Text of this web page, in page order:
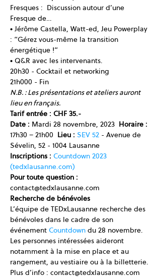
Fresques :  Discussion autour d’une
Fresque de…
● Jérôme Castella, Watt-ed, Jeu Powerplay
: “Gérez vous-même la transition
énergétique !”
● Q&R avec les intervenants.
20h30 - Cocktail et networking
21h000 - Fin
N.B. : Les présentations et ateliers auront
lieu en français.
Tarif entrée : CHF 35.-
Date : Mardi 28 novembre, 2023 Horaire :
17h30 – 21h00 Lieu : SEV 52 - Avenue de
Sévelin, 52 - 1004 Lausanne
Inscriptions : Countdown 2023
(tedxlausanne.com)
Pour toute question :
contact@tedxlausanne.com
Recherche de bénévoles
L’équipe de TEDxLausanne recherche des
bénévoles dans le cadre de son
événement Countdown du 28 novembre.
Les personnes intéressées aideront
notamment à la mise en place et au
rangement, au vestiaire ou à la billetterie.
Plus d’info : contact@tedxlausanne.com